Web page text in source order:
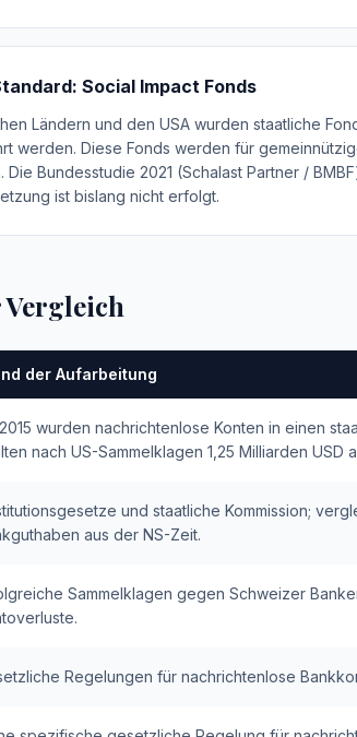
Social Impact Fonds
Ländern und den USA wurden staatliche
werden. Diese Fonds werden für
Die Bundesstudie 2021 (Schalast Partner /
ist bislang nicht erfolgt.
der Aufarbeitung
wurden nachrichtenlose Konten in einen
nach US-Sammelklagen 1,25 Milliarden
und staatliche Kommission;
aus der NS-Zeit.
Sammelklagen gegen Schweizer
Regelungen für nachrichtenlose